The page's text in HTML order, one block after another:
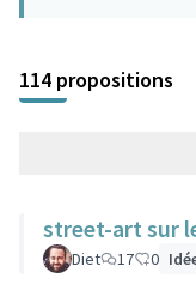
114 propositions
street-art sur
Diet 17 0